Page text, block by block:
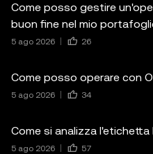
Come posso gestire
buon fine nel mio
5 ago 2026 26
Come posso operare con
5 ago 2026 34
Come si analizza l'etichetta
5 ago 2026 57